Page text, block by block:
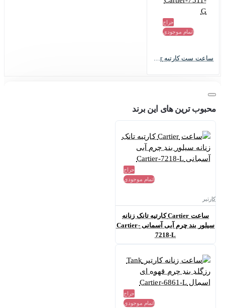
حراج
اتمام موجودی
ساعت ست کارتیه Santos De Cartier سیلور بند چرم قهوه ای Cartier-7311-G
محبوب ترین های این برند
حراج
اتمام موجودی
کارتیر
ساعت Cartier کارتیه تانک زنانه
سیلور بند چرم آبی آسمانی Cartier-
7218-L
حراج
اتمام موجودی